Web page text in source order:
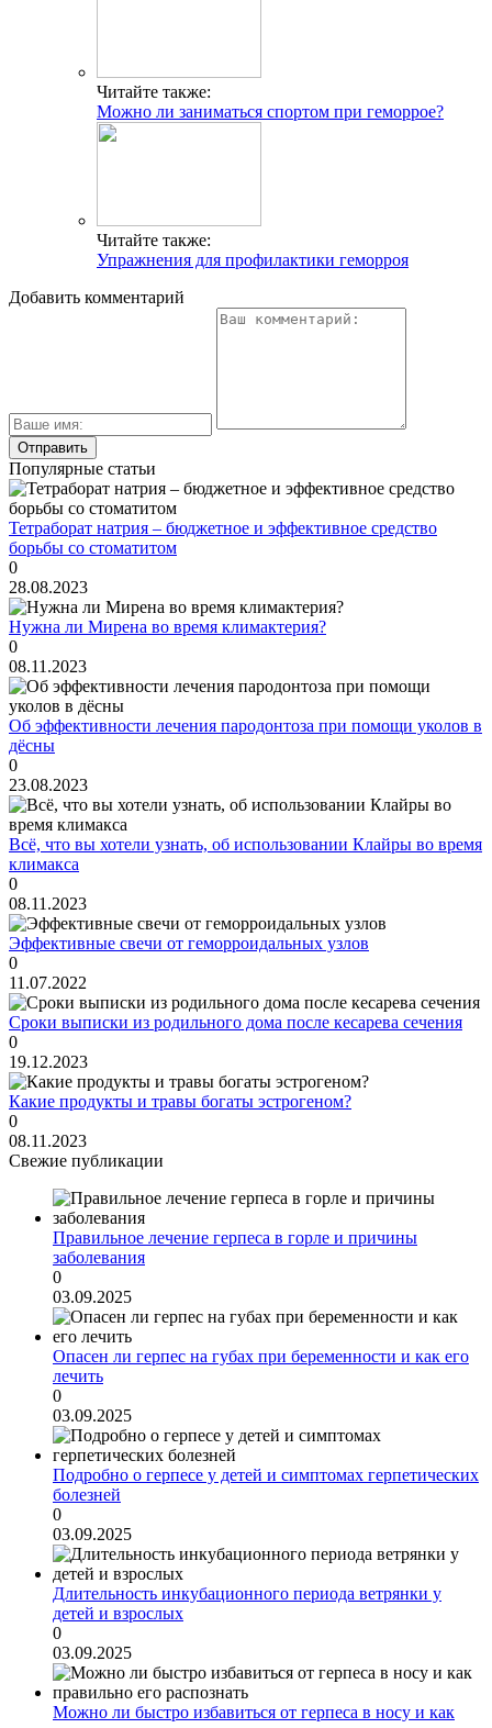
Читайте также:
Можно ли заниматься спортом при геморрое?
Читайте также:
Упражнения для профилактики геморроя
Добавить комментарий
Популярные статьи
Тетраборат натрия – бюджетное и эффективное средство
борьбы со стоматитом
0
28.08.2023
Нужна ли Мирена во время климактерия?
0
08.11.2023
Об эффективности лечения пародонтоза при помощи уколов в
дёсны
0
23.08.2023
Всё, что вы хотели узнать, об использовании Клайры во время
климакса
0
08.11.2023
Эффективные свечи от геморроидальных узлов
0
11.07.2022
Сроки выписки из родильного дома после кесарева сечения
0
19.12.2023
Какие продукты и травы богаты эстрогеном?
0
08.11.2023
Свежие публикации
Правильное лечение герпеса в горле и причины
заболевания
0
03.09.2025
Опасен ли герпес на губах при беременности и как его
лечить
0
03.09.2025
Подробно о герпесе у детей и симптомах герпетических
болезней
0
03.09.2025
Длительность инкубационного периода ветрянки у
детей и взрослых
0
03.09.2025
Можно ли быстро избавиться от герпеса в носу и как